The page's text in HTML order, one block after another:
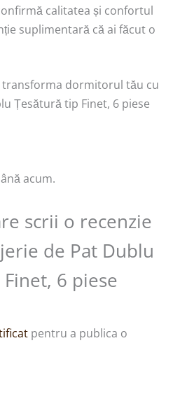
calitatea și confortul
suplimentară că ai făcut o
transforma dormitorul tău cu
Țesătură tip Finet, 6 piese
acum.
scrii o recenzie
de Pat Dublu
6 piese
pentru a publica o